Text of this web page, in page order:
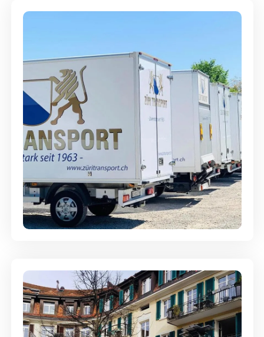
Möbellagerung - Alles sicher
aufbewahrt